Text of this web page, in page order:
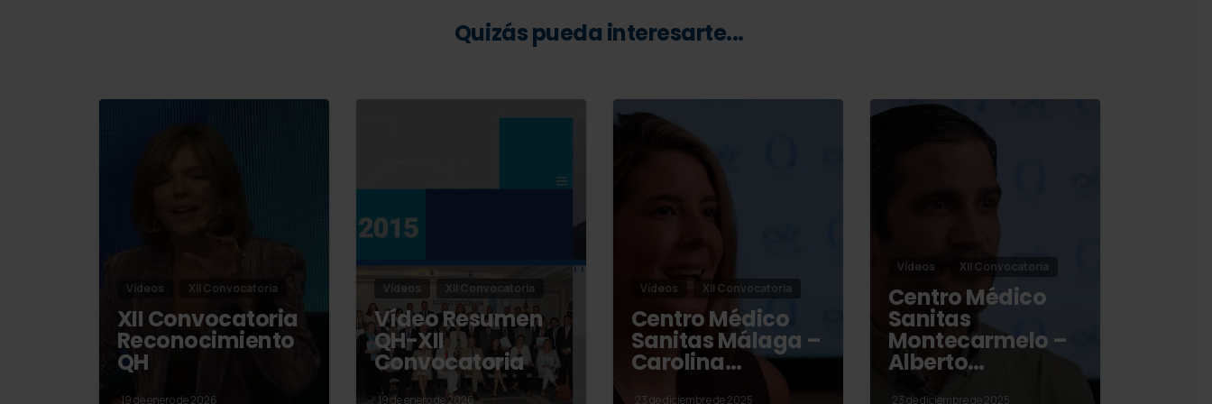
Quizás pueda interesarte...
Vídeos XII Convocatoria
XII Convocatoria
Reconocimiento
QH
19 de enero de 2026
Vídeos XII Convocatoria
Vídeo Resumen
QH-XII
Convocatoria
19 de enero de 2026
Vídeos XII Convocatoria
Centro Médico
Sanitas Málaga –
Carolina…
23 de diciembre de 2025
Vídeos XII Convocatoria
Centro Médico
Sanitas
Montecarmelo –
Alberto…
23 de diciembre de 2025